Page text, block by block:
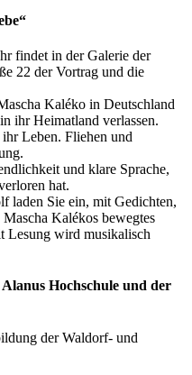
findet in der Galerie der
22 der Vortrag und die
Kaléko in Deutschland
ihr Heimatland verlassen.
Leben. Fliehen und
und klare Sprache,
hat.
laden Sie ein, mit Gedichten,
Kalékos bewegtes
Lesung wird musikalisch
Hochschule und der
der Waldorf- und